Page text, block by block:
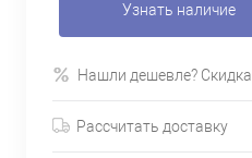
Узнать наличие
Нашли дешевле? Скидка
Рассчитать доставку